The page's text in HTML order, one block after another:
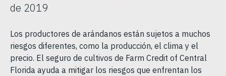
de 2019
Los productores de arándanos están sujetos a muchos
riesgos diferentes, como la producción, el clima y el
precio. El seguro de cultivos de Farm Credit of Central
Florida ayuda a mitigar los riesgos que enfrentan los